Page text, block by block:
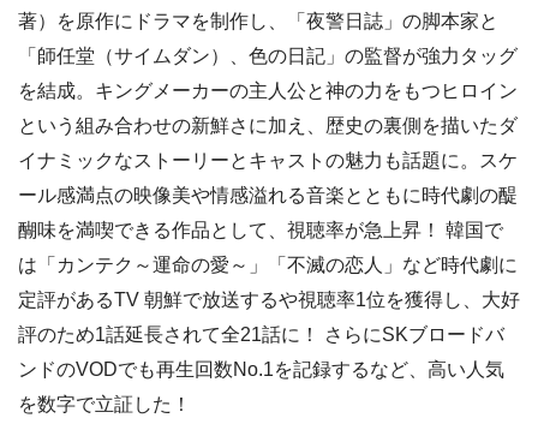
著）を原作にドラマを制作し、「夜警日誌」の脚本家と
「師任堂（サイムダン）、色の日記」の監督が強力タッグ
を結成。キングメーカーの主人公と神の力をもつヒロイン
という組み合わせの新鮮さに加え、歴史の裏側を描いたダ
イナミックなストーリーとキャストの魅力も話題に。スケ
ール感満点の映像美や情感溢れる音楽とともに時代劇の醍
醐味を満喫できる作品として、視聴率が急上昇！ 韓国で
は「カンテク～運命の愛～」「不滅の恋人」など時代劇に
定評があるTV 朝鮮で放送するや視聴率1位を獲得し、大好
評のため1話延長されて全21話に！ さらにSKブロードバ
ンドのVODでも再生回数No.1を記録するなど、高い人気
を数字で立証した！